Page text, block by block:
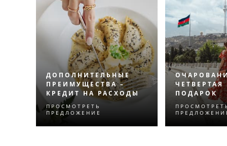
ДОПОЛНИТЕЛЬНЫЕ
ПРЕИМУЩЕСТВА –
КРЕДИТ НА РАСХОДЫ
Испытайте нечто
ПРОСМОТРЕТЬ
ПРЕДЛОЖЕНИЕ
ПОДАРОК
Откройте